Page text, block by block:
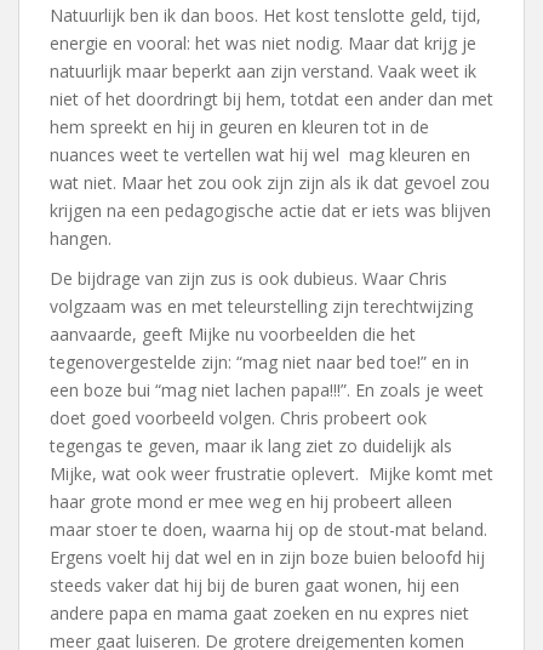
Natuurlijk ben ik dan boos. Het kost tenslotte geld, tijd,
energie en vooral: het was niet nodig. Maar dat krijg je
natuurlijk maar beperkt aan zijn verstand. Vaak weet ik
niet of het doordringt bij hem, totdat een ander dan met
hem spreekt en hij in geuren en kleuren tot in de
nuances weet te vertellen wat hij wel mag kleuren en
wat niet. Maar het zou ook zijn zijn als ik dat gevoel zou
krijgen na een pedagogische actie dat er iets was blijven
hangen.
De bijdrage van zijn zus is ook dubieus. Waar Chris
volgzaam was en met teleurstelling zijn terechtwijzing
aanvaarde, geeft Mijke nu voorbeelden die het
tegenovergestelde zijn: “mag niet naar bed toe!” en in
een boze bui “mag niet lachen papa!!!”. En zoals je weet
doet goed voorbeeld volgen. Chris probeert ook
tegengas te geven, maar ik lang ziet zo duidelijk als
Mijke, wat ook weer frustratie oplevert. Mijke komt met
haar grote mond er mee weg en hij probeert alleen
maar stoer te doen, waarna hij op de stout-mat beland.
Ergens voelt hij dat wel en in zijn boze buien beloofd hij
steeds vaker dat hij bij de buren gaat wonen, hij een
andere papa en mama gaat zoeken en nu expres niet
meer gaat luiseren. De grotere dreigementen komen